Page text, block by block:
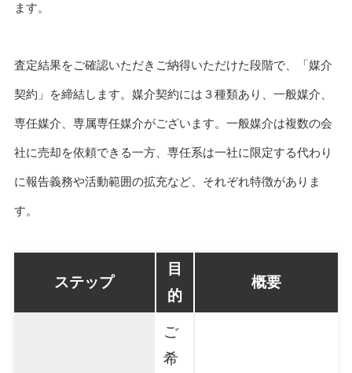
ます。
査定結果をご確認いただきご納得いただけた段階で、「媒介
契約」を締結します。媒介契約には３種類あり、一般媒介、
専任媒介、専属専任媒介がございます。一般媒介は複数の会
社に売却を依頼できる一方、専任系は一社に限定する代わり
に報告義務や活動範囲の拡充など、それぞれ特徴がありま
す。
ステップ
目
的
概要
ご
希